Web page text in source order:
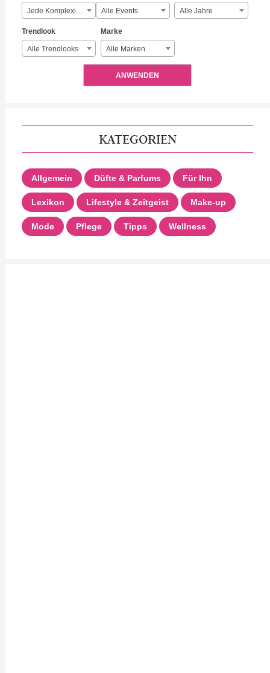
Jede Komplexität Alle Events Alle Jahre
Trendlook
Alle Trendlooks
Marke
Alle Marken
ANWENDEN
KATEGORIEN
Allgemein Düfte & Parfums Für Ihn
Lexikon Lifestyle & Zeitgeist Make-up
Mode Pflege Tipps Wellness